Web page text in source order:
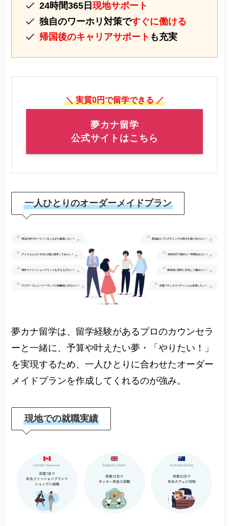
24時間365日現地サポート
独自のワーホリ対策ですぐに働ける
帰国後のキャリアサポート も充実
＼ 実質0円で留学できる ／
夢カナ留学
公式サイトはこちら
一人ひとりのオーダーメイドプラン
夢カナ留学は、留学経験があるプロのカウンセラ
ーと一緒に、予算や叶えたい夢・「やりたい！」
を実現するため、一人ひとりに合わせたオーダー
メイドプランを作成してくれるのが強み。
現地での就職実績